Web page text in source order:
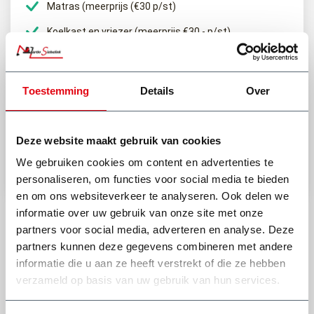
Toestemming Details Over
Deze website maakt gebruik van cookies
We gebruiken cookies om content en advertenties te
personaliseren, om functies voor social media te bieden
en om ons websiteverkeer te analyseren. Ook delen we
informatie over uw gebruik van onze site met onze
partners voor social media, adverteren en analyse. Deze
partners kunnen deze gegevens combineren met andere
informatie die u aan ze heeft verstrekt of die ze hebben
verzameld op basis van uw gebruik van hun services.
Matras (meerprijs (€30 p/st)
Koelkast en vriezer (meerprijs €30,- p/st)
Heb je een vraag of het afval van jouw klus hierin mag?
Stel je vraag aan Dick
Bekijk onze andere type afvalcontainers
Wat onze klanten zeggen